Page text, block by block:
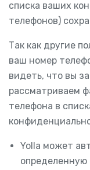
списка ваших
телефонов)
Так как другие
ваш номер
видеть, что вы
рассматриваем
телефона в
Yolla может